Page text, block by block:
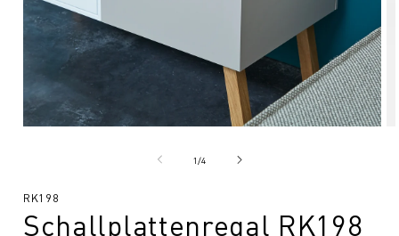
1/von
4
SKU:
RK198
Schallplattenregal RK198